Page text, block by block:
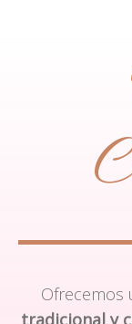
Ofrecemos
tradicional y